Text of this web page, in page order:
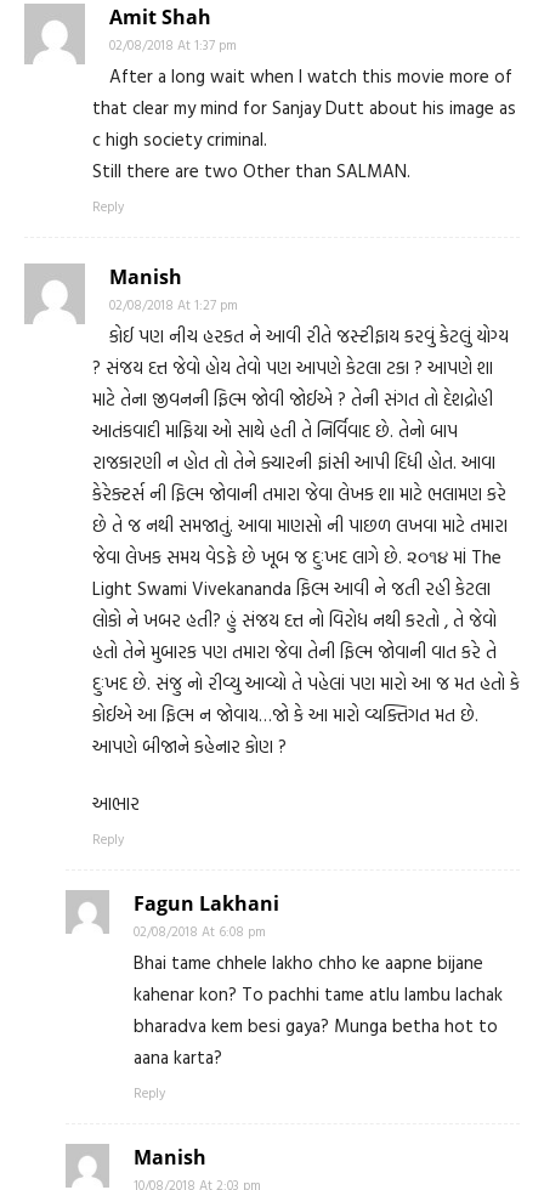
Amit Shah
02/08/2018 At 1:37 pm
After a long wait when I watch this movie more of
that clear my mind for Sanjay Dutt about his image as
c high society criminal.
Still there are two Other than SALMAN.
Reply
Manish
02/08/2018 At 1:27 pm
કોઈ પણ નીચ હરકત ને આવી રીતે જસ્ટીફાય કરવું કેટલું યોગ્ય
? સંજય દત્ત જેવો હોય તેવો પણ આપણે કેટલા ટકા ? આપણે શા
માટે તેના જીવનની ફિલ્મ જોવી જોઈએ ? તેની સંગત તો દેશદ્રોહી
આતંકવાદી માફિયા ઓ સાથે હતી તે નિર્વિવાદ છે. તેનો બાપ
રાજકારણી ન હોત તો તેને ક્યારની ફાંસી આપી દિધી હોત. આવા
કેરેક્ટર્સ ની ફિલ્મ જોવાની તમારા જેવા લેખક શા માટે ભલામણ કરે
છે તે જ નથી સમજાતું. આવા માણસો ની પાછળ લખવા માટે તમારા
જેવા લેખક સમય વેડફે છે ખૂબ જ દુઃખદ લાગે છે. ૨૦૧૪ માં The
Light Swami Vivekananda ફિલ્મ આવી ને જતી રહી કેટલા
લોકો ને ખબર હતી? હું સંજય દત્ત નો વિરોધ નથી કરતો , તે જેવો
હતો તેને મુબારક પણ તમારા જેવા તેની ફિલ્મ જોવાની વાત કરે તે
દુઃખદ છે. સંજુ નો રીવ્યુ આવ્યો તે પહેલાં પણ મારો આ જ મત હતો કે
કોઈએ આ ફિલ્મ ન જોવાય…જો કે આ મારો વ્યક્તિગત મત છે.
આપણે બીજાને કહેનાર કોણ ?
આભાર
Reply
Fagun Lakhani
02/08/2018 At 6:08 pm
Bhai tame chhele lakho chho ke aapne bijane
kahenar kon? To pachhi tame atlu lambu lachak
bharadva kem besi gaya? Munga betha hot to
aana karta?
Reply
Manish
10/08/2018 At 2:03 pm